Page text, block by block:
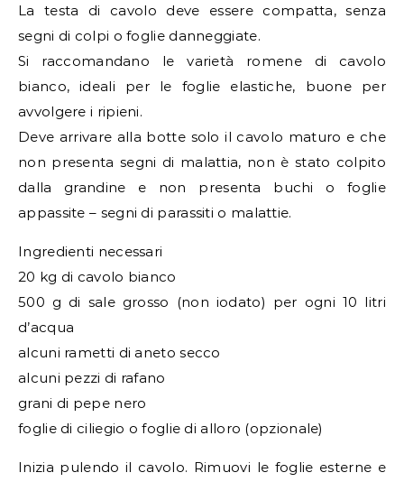
La testa di cavolo deve essere compatta, senza
segni di colpi o foglie danneggiate.
Si raccomandano le varietà romene di cavolo
bianco, ideali per le foglie elastiche, buone per
avvolgere i ripieni.
Deve arrivare alla botte solo il cavolo maturo e che
non presenta segni di malattia, non è stato colpito
dalla grandine e non presenta buchi o foglie
appassite – segni di parassiti o malattie.
Ingredienti necessari
20 kg di cavolo bianco
500 g di sale grosso (non iodato) per ogni 10 litri
d’acqua
alcuni rametti di aneto secco
alcuni pezzi di rafano
grani di pepe nero
foglie di ciliegio o foglie di alloro (opzionale)
Inizia pulendo il cavolo. Rimuovi le foglie esterne e